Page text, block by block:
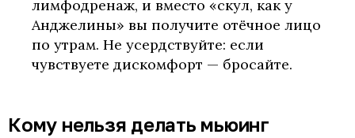
лимфодренаж, и вместо «скул, как у
Анджелины» вы получите отёчное лицо
по утрам. Не усердствуйте: если
чувствуете дискомфорт — бросайте.
Кому нельзя делать мьюинг